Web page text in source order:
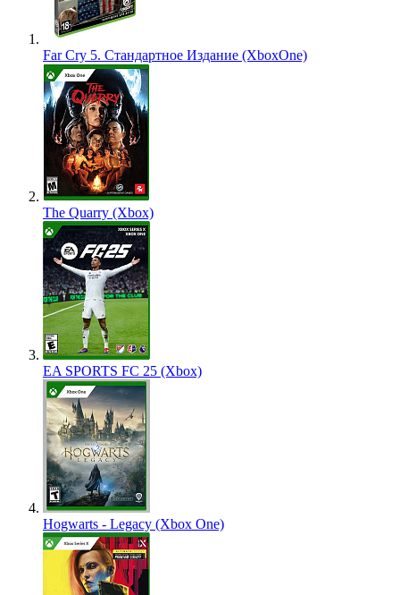
Far Cry 5. Стандартное Издание (XboxOne)
The Quarry (Xbox)
EA SPORTS FC 25 (Xbox)
Hogwarts - Legacy (Xbox One)